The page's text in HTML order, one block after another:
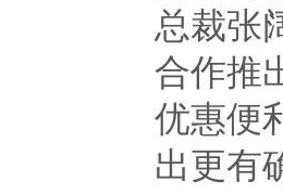
总裁张
合作推
优惠便
出更有